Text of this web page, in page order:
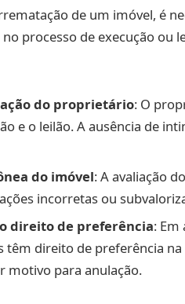
de um imóvel, é
processo de execução ou
do proprietário: O
e o leilão. A ausência de
do imóvel: A avaliação
incorretas ou
direito de preferência:
direito de preferência
motivo para anulação.